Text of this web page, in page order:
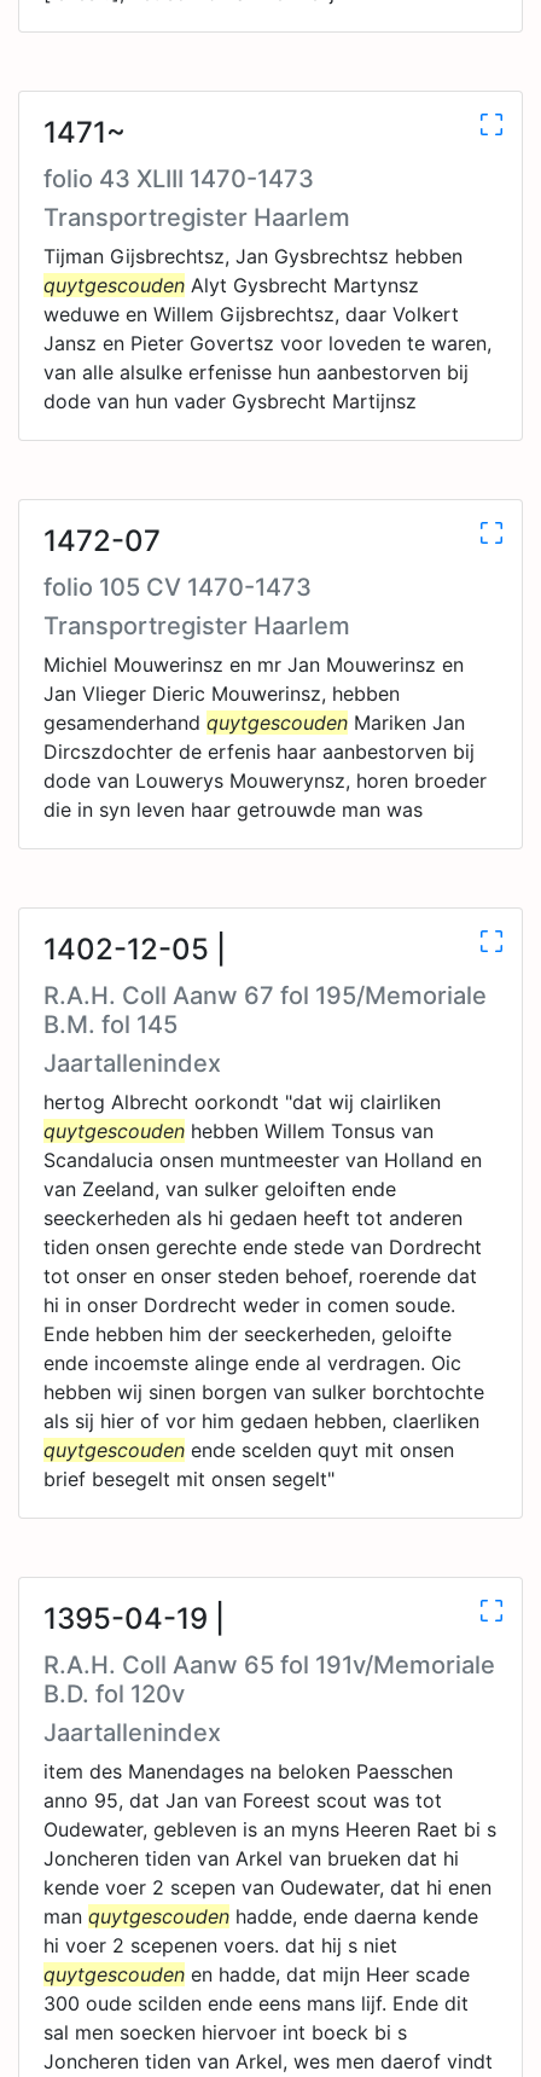
1471~
folio 43 XLIII 1470-1473
Transportregister Haarlem
Tijman Gijsbrechtsz, Jan Gysbrechtsz hebben
quytgescouden Alyt Gysbrecht Martynsz
weduwe en Willem Gijsbrechtsz, daar Volkert
Jansz en Pieter Govertsz voor loveden te waren,
van alle alsulke erfenisse hun aanbestorven bij
dode van hun vader Gysbrecht Martijnsz
1472-07
folio 105 CV 1470-1473
Transportregister Haarlem
Michiel Mouwerinsz en mr Jan Mouwerinsz en
Jan Vlieger Dieric Mouwerinsz, hebben
gesamenderhand quytgescouden Mariken Jan
Dircszdochter de erfenis haar aanbestorven bij
dode van Louwerys Mouwerynsz, horen broeder
die in syn leven haar getrouwde man was
1402-12-05 |
R.A.H. Coll Aanw 67 fol 195/Memoriale
B.M. fol 145
Jaartallenindex
hertog Albrecht oorkondt "dat wij clairliken
quytgescouden hebben Willem Tonsus van
Scandalucia onsen muntmeester van Holland en
van Zeeland, van sulker geloiften ende
seeckerheden als hi gedaen heeft tot anderen
tiden onsen gerechte ende stede van Dordrecht
tot onser en onser steden behoef, roerende dat
hi in onser Dordrecht weder in comen soude.
Ende hebben him der seeckerheden, geloifte
ende incoemste alinge ende al verdragen. Oic
hebben wij sinen borgen van sulker borchtochte
als sij hier of vor him gedaen hebben, claerliken
quytgescouden ende scelden quyt mit onsen
brief besegelt mit onsen segelt"
1395-04-19 |
R.A.H. Coll Aanw 65 fol 191v/Memoriale
B.D. fol 120v
Jaartallenindex
item des Manendages na beloken Paesschen
anno 95, dat Jan van Foreest scout was tot
Oudewater, gebleven is an myns Heeren Raet bi s
Joncheren tiden van Arkel van brueken dat hi
kende voer 2 scepen van Oudewater, dat hi enen
man quytgescouden hadde, ende daerna kende
hi voer 2 scepenen voers. dat hij s niet
quytgescouden en hadde, dat mijn Heer scade
300 oude scilden ende eens mans lijf. Ende dit
sal men soecken hiervoer int boeck bi s
Joncheren tiden van Arkel, wes men daerof vindt